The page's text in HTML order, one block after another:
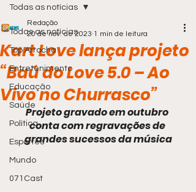
Todas as notícias
Top Arrocha
Entretenimento
Educação
Saúde
Política
Esportes
Mundo
071Cast
Todas as notícias
Kart Love lança projeto
“Baú do Love 5.0 – Ao
Vivo no Churrasco”
Redação
20 de nov. de 2023 1 min de leitura
Projeto gravado em outubro
conta com regravações de
grandes sucessos da música